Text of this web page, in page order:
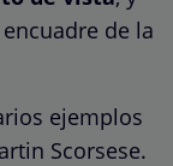
de la
ejemplos
Scorsese.